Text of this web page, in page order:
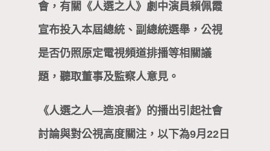
會，有關《人選之人》劇中演員賴佩霞
宣布投入本屆總統、副總統選舉，公視
是否仍照原定電視頻道排播等相關議
題，聽取董事及監察人意見。
《人選之人—造浪者》的播出引起社會
討論與對公視高度關注，以下為9月22日